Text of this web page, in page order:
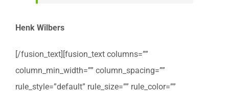
Henk Wilbers
[/fusion_text][fusion_text columns=””
column_min_width=”” column_spacing=””
rule_style=”default” rule_size=”” rule_color=””